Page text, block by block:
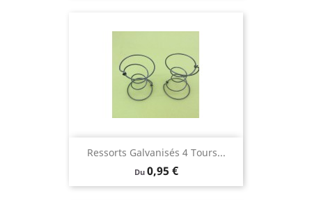
Ressorts Galvanisés 4 Tours...
Du Prix
0,95 €